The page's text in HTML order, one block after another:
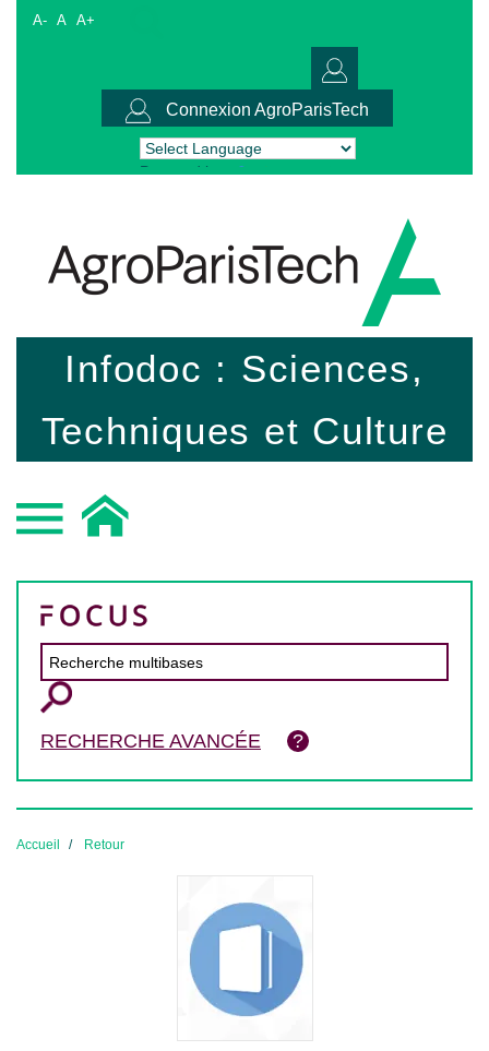
A- A A+
Connexion AgroParisTech
Powered by Translate
Infodoc : Sciences,
Techniques et Culture
RECHERCHE AVANCÉE
Accueil Retour